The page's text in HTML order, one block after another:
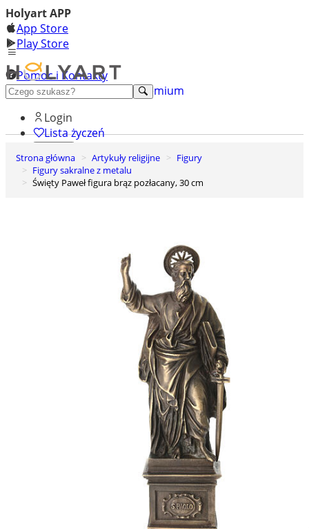
Holyart APP
App Store
Play Store
Pomoc i Kontakty
+48 222 922 860
Odkryj premium
Login
Lista życzeń
0
Koszyk
Strona główna Artykuły religijne
Figury
Figury sakralne z metalu
Święty Paweł figura brąz pozłacany, 30 cm